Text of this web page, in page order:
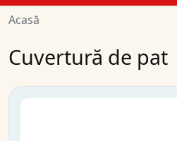
Acasă
Cuvertură de pat